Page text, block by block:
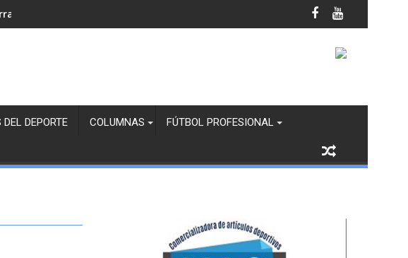
en la Juvenil Femenil
DEPORTE COLUMNAS FÚTBOL PROFESIONAL